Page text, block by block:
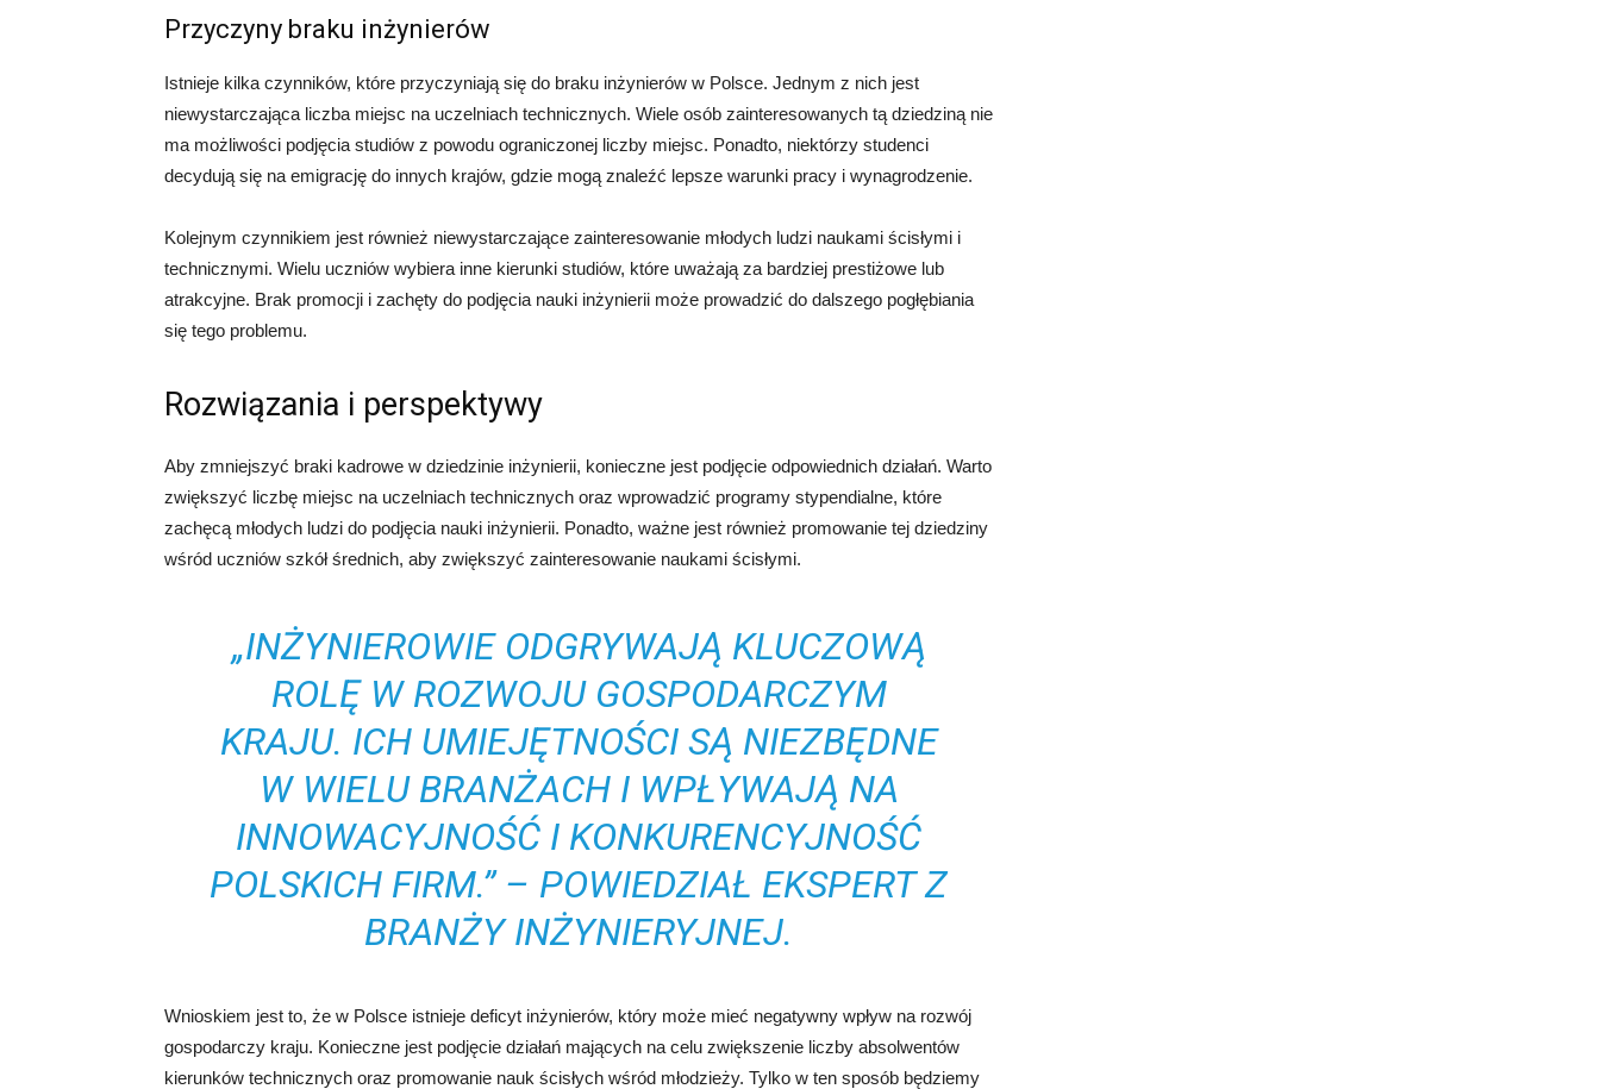
Przyczyny braku inżynierów
Istnieje kilka czynników, które przyczyniają się do braku inżynierów w Polsce. Jednym z nich jest
niewystarczająca liczba miejsc na uczelniach technicznych. Wiele osób zainteresowanych tą dziedziną nie
ma możliwości podjęcia studiów z powodu ograniczonej liczby miejsc. Ponadto, niektórzy studenci
decydują się na emigrację do innych krajów, gdzie mogą znaleźć lepsze warunki pracy i wynagrodzenie.
Kolejnym czynnikiem jest również niewystarczające zainteresowanie młodych ludzi naukami ścisłymi i
technicznymi. Wielu uczniów wybiera inne kierunki studiów, które uważają za bardziej prestiżowe lub
atrakcyjne. Brak promocji i zachęty do podjęcia nauki inżynierii może prowadzić do dalszego pogłębiania
się tego problemu.
Rozwiązania i perspektywy
Aby zmniejszyć braki kadrowe w dziedzinie inżynierii, konieczne jest podjęcie odpowiednich działań. Warto
zwiększyć liczbę miejsc na uczelniach technicznych oraz wprowadzić programy stypendialne, które
zachęcą młodych ludzi do podjęcia nauki inżynierii. Ponadto, ważne jest również promowanie tej dziedziny
wśród uczniów szkół średnich, aby zwiększyć zainteresowanie naukami ścisłymi.
„INŻYNIEROWIE ODGRYWAJĄ KLUCZOWĄ
ROLĘ W ROZWOJU GOSPODARCZYM
KRAJU. ICH UMIEJĘTNOŚCI SĄ NIEZBĘDNE
W WIELU BRANŻACH I WPŁYWAJĄ NA
INNOWACYJNOŚĆ I KONKURENCYJNOŚĆ
POLSKICH FIRM.” – POWIEDZIAŁ EKSPERT Z
BRANŻY INŻYNIERYJNEJ.
Wnioskiem jest to, że w Polsce istnieje deficyt inżynierów, który może mieć negatywny wpływ na rozwój
gospodarczy kraju. Konieczne jest podjęcie działań mających na celu zwiększenie liczby absolwentów
kierunków technicznych oraz promowanie nauk ścisłych wśród młodzieży. Tylko w ten sposób będziemy